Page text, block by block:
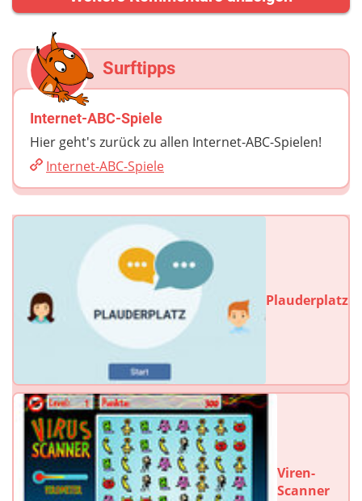
Surftipps
Internet-ABC-Spiele
Hier geht's zurück zu allen Internet-ABC-Spielen!
Internet-ABC-Spiele
Plauderplatz
Viren-
Scanner